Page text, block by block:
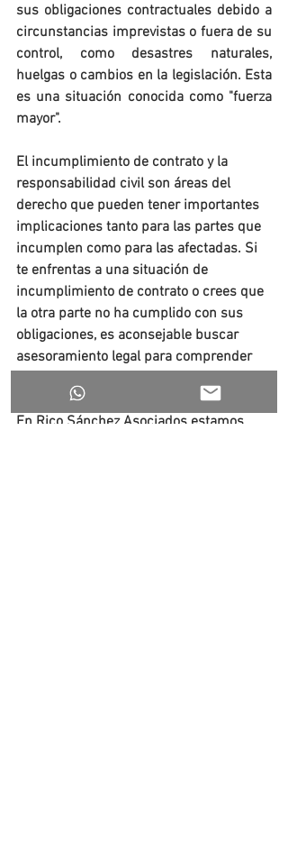
sus obligaciones contractuales debido a
circunstancias imprevistas o fuera de su
control, como desastres naturales,
huelgas o cambios en la legislación. Esta
es una situación conocida como "fuerza
mayor".
El incumplimiento de contrato y la
responsabilidad civil son áreas del
derecho que pueden tener importantes
implicaciones tanto para las partes que
incumplen como para las afectadas. Si
te enfrentas a una situación de
incumplimiento de contrato o crees que
la otra parte no ha cumplido con sus
obligaciones, es aconsejable buscar
asesoramiento legal para comprender
En Rico Sánchez Asociados estamos